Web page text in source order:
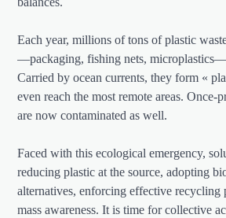
Each year, millions of tons of plastic
—packaging, fishing nets,
Carried by ocean currents, they form «
even reach the most remote areas. Once-
are now contaminated as well.
Faced with this ecological emergency,
reducing plastic at the source, adopting
alternatives, enforcing effective recycling
mass awareness. It is time for collective